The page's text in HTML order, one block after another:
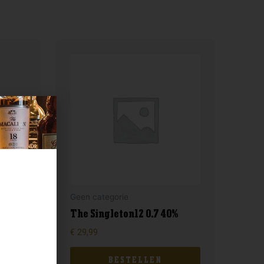
The Singleton12 0.7 40%
€ 29,99
BESTELLEN